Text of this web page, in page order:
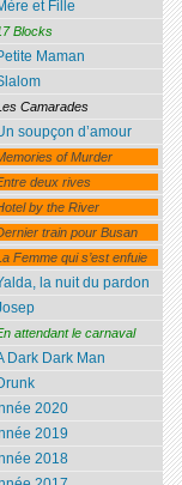
et Fille
Blocks
Maman
Camarades
soupçon d’amour
of Murder
deux rives
by the River
train pour Busan
Femme qui s’est enfuie
la nuit du pardon
attendant le carnaval
Dark Dark Man
2020
2019
2018